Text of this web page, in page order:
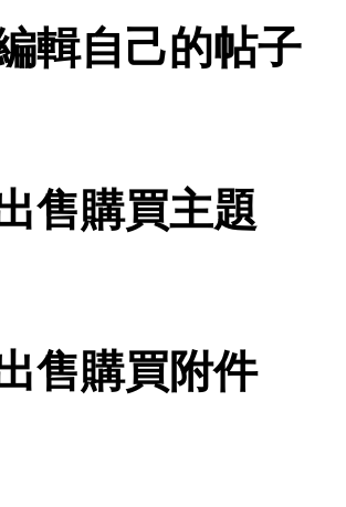
輯自己的帖子
售購買主題
售購買附件